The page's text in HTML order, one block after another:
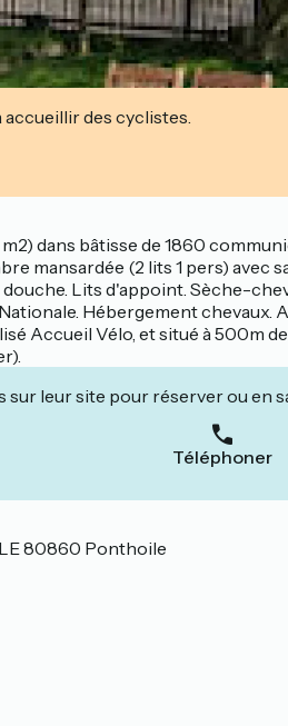
accueillir des cyclistes.
dans bâtisse de 1860
mansardée (2 lits 1 pers) avec
douche. Lits d'appoint. Sèche-
Hébergement
Accueil Vélo, et situé à
sur leur site pour réserver ou en
Téléphoner
80860 Ponthoile